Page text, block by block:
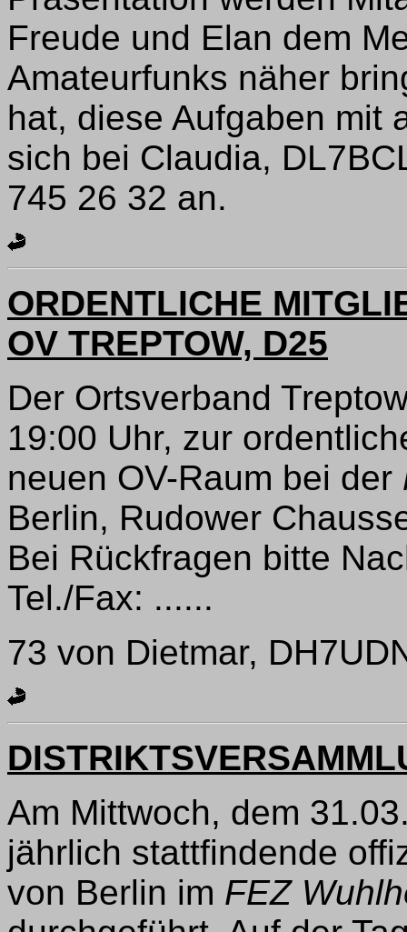
Freude und Elan dem
Amateurfunks näher
hat, diese Aufgaben mit
sich bei Claudia,
745 26 32 an.
ORDENTLICHE
OV TREPTOW, D25
Der Ortsverband
19:00 Uhr, zur
neuen OV-Raum bei der
Berlin, Rudower
Bei Rückfragen bitte
Tel./Fax: ......
73 von Dietmar,
Am Mittwoch, dem
jährlich stattfindende
von Berlin im FEZ